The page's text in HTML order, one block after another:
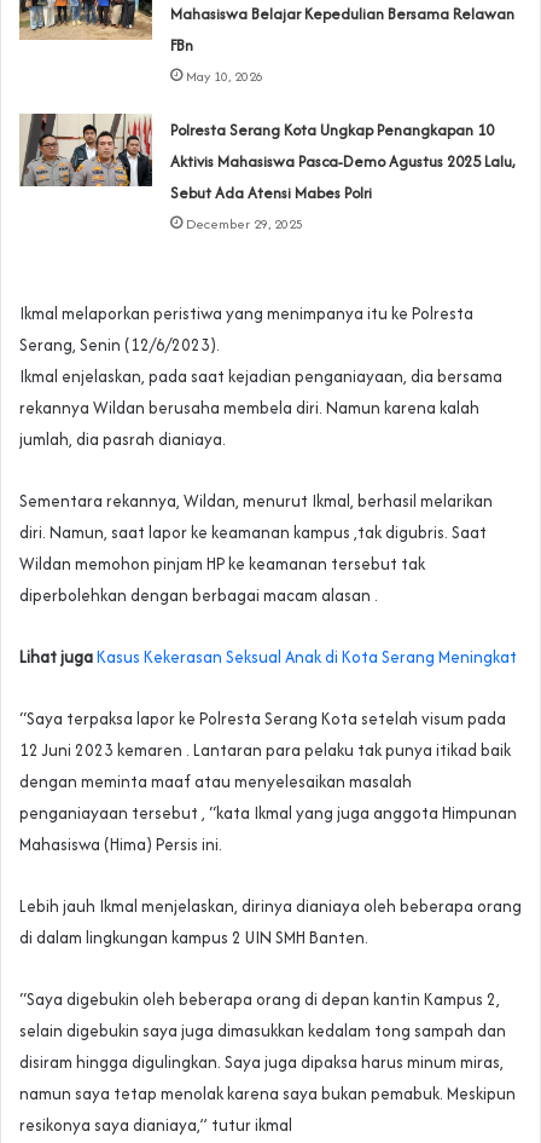
Mahasiswa Belajar Kepedulian Bersama Relawan
FBn
May 10, 2026
Polresta Serang Kota Ungkap Penangkapan 10
Aktivis Mahasiswa Pasca-Demo Agustus 2025 Lalu,
Sebut Ada Atensi Mabes Polri
December 29, 2025
Ikmal melaporkan peristiwa yang menimpanya itu ke Polresta
Serang, Senin (12/6/2023).
Ikmal enjelaskan, pada saat kejadian penganiayaan, dia bersama
rekannya Wildan berusaha membela diri. Namun karena kalah
jumlah, dia pasrah dianiaya.
Sementara rekannya, Wildan, menurut Ikmal, berhasil melarikan
diri. Namun, saat lapor ke keamanan kampus ,tak digubris. Saat
Wildan memohon pinjam HP ke keamanan tersebut tak
diperbolehkan dengan berbagai macam alasan .
Lihat jugaKasus Kekerasan Seksual Anak di Kota Serang Meningkat
“Saya terpaksa lapor ke Polresta Serang Kota setelah visum pada
12 Juni 2023 kemaren . Lantaran para pelaku tak punya itikad baik
dengan meminta maaf atau menyelesaikan masalah
penganiayaan tersebut , “kata Ikmal yang juga anggota Himpunan
Mahasiswa (Hima) Persis ini.
Lebih jauh Ikmal menjelaskan, dirinya dianiaya oleh beberapa orang
di dalam lingkungan kampus 2 UIN SMH Banten.
“Saya digebukin oleh beberapa orang di depan kantin Kampus 2,
selain digebukin saya juga dimasukkan kedalam tong sampah dan
disiram hingga digulingkan. Saya juga dipaksa harus minum miras,
namun saya tetap menolak karena saya bukan pemabuk. Meskipun
resikonya saya dianiaya,” tutur ikmal